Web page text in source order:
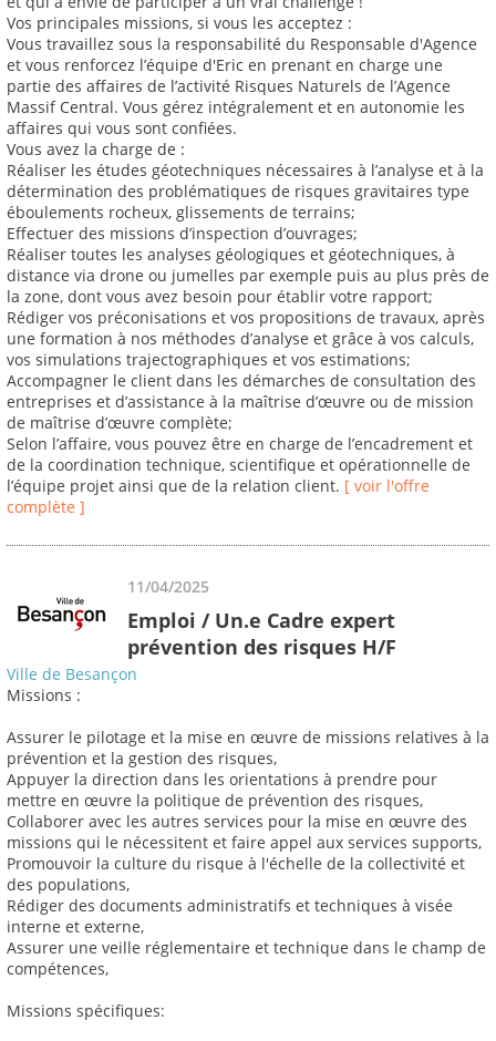
Vos principales missions, si vous les acceptez :
Vous travaillez sous la responsabilité du Responsable d'Agence
et vous renforcez l’équipe d'Eric en prenant en charge une
partie des affaires de l’activité Risques Naturels de l’Agence
Massif Central. Vous gérez intégralement et en autonomie les
affaires qui vous sont confiées.
Vous avez la charge de :
Réaliser les études géotechniques nécessaires à l’analyse et à la
détermination des problématiques de risques gravitaires type
éboulements rocheux, glissements de terrains;
Effectuer des missions d’inspection d’ouvrages;
Réaliser toutes les analyses géologiques et géotechniques, à
distance via drone ou jumelles par exemple puis au plus près de
la zone, dont vous avez besoin pour établir votre rapport;
Rédiger vos préconisations et vos propositions de travaux, après
une formation à nos méthodes d’analyse et grâce à vos calculs,
vos simulations trajectographiques et vos estimations;
Accompagner le client dans les démarches de consultation des
entreprises et d’assistance à la maîtrise d’œuvre ou de mission
de maîtrise d’œuvre complète;
Selon l’affaire, vous pouvez être en charge de l’encadrement et
de la coordination technique, scientifique et opérationnelle de
l’équipe projet ainsi que de la relation client. [ voir l'offre
complète ]
11/04/2025
Emploi / Un.e Cadre expert
prévention des risques H/F
Ville de Besançon
Missions :
Assurer le pilotage et la mise en œuvre de missions relatives à la
prévention et la gestion des risques,
Appuyer la direction dans les orientations à prendre pour
mettre en œuvre la politique de prévention des risques,
Collaborer avec les autres services pour la mise en œuvre des
missions qui le nécessitent et faire appel aux services supports,
Promouvoir la culture du risque à l'échelle de la collectivité et
des populations,
Rédiger des documents administratifs et techniques à visée
interne et externe,
Assurer une veille réglementaire et technique dans le champ de
compétences,
Missions spécifiques: